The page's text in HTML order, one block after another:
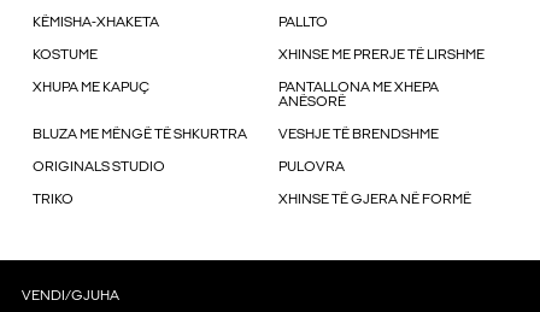
KËMISHA-XHAKETA PALLTO
KOSTUME XHINSE ME PRERJE TË LIRSHME
XHUPA ME KAPUÇ
PANTALLONA ME XHEPA
ANËSORË
BLUZA ME MËNGË TË SHKURTRA VESHJE TË BRENDSHME
ORIGINALS STUDIO PULOVRA
TRIKO XHINSE TË GJERA NË FORMË
VENDI/GJUHA